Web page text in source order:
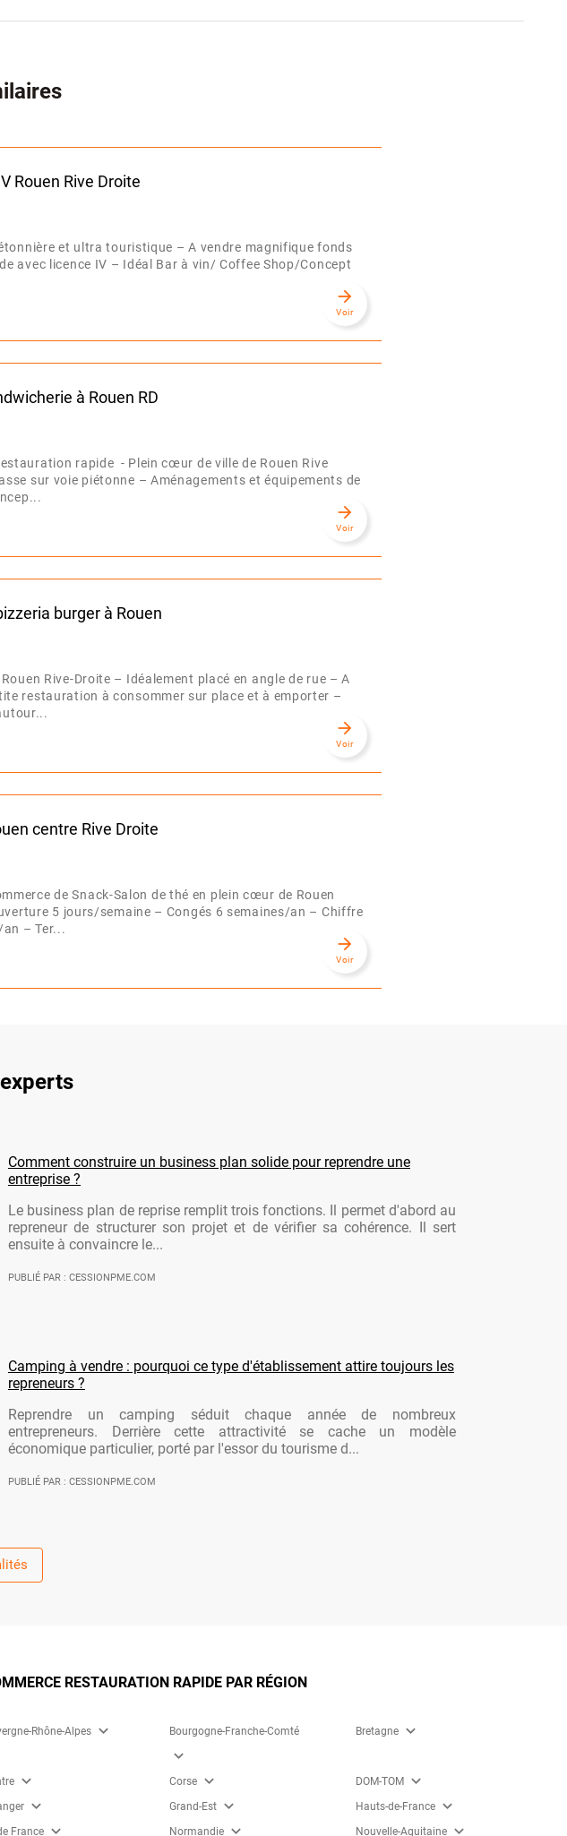
Rouen Rive Droite
et ultra touristique – A vendre magnifique fonds
avec licence IV – Idéal Bar à vin/ Coffee Shop/Concept
arrow_forward
Voir
à Rouen RD
rapide - Plein cœur de ville de Rouen Rive
sur voie piétonne – Aménagements et équipements de
arrow_forward
Voir
burger à Rouen
Rive-Droite – Idéalement placé en angle de rue – A
restauration à consommer sur place et à emporter –
arrow_forward
Voir
centre Rive Droite
de Snack-Salon de thé en plein cœur de Rouen
5 jours/semaine – Congés 6 semaines/an – Chiffre
– Ter...
arrow_forward
Voir
Comment construire un business plan solide pour reprendre une
entreprise ?
Le business plan de reprise remplit trois fonctions. Il permet d'abord au
repreneur de structurer son projet et de vérifier sa cohérence. Il sert
ensuite à convaincre le...
PUBLIÉ PAR : CESSIONPME.COM
Camping à vendre : pourquoi ce type d'établissement attire toujours les
repreneurs ?
Reprendre un camping séduit chaque année de nombreux
entrepreneurs. Derrière cette attractivité se cache un modèle
économique particulier, porté par l'essor du tourisme d...
PUBLIÉ PAR : CESSIONPME.COM
RESTAURATION RAPIDE PAR RÉGION
Rhône-Alpes expand_more Bourgogne-Franche-Comté
expand_more
Bretagne expand_more
expand_more Corse expand_more DOM-TOM expand_more
expand_more Grand-Est expand_more Hauts-de-France expand_more
France expand_more Normandie expand_more Nouvelle-Aquitaine expand_more